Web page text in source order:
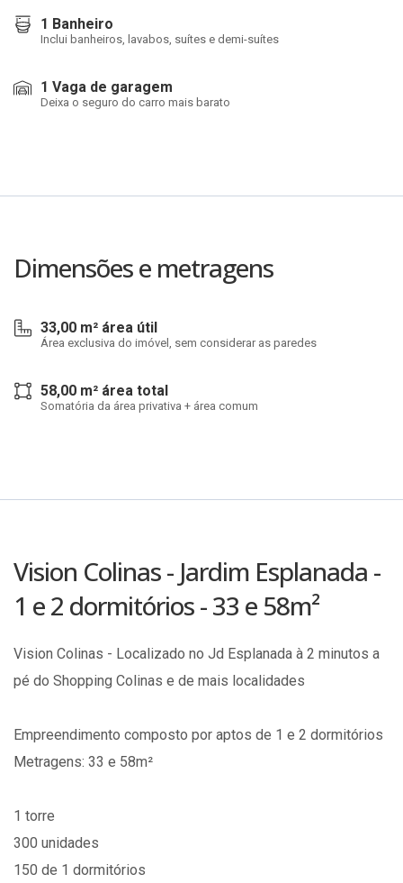
1 Banheiro
Inclui banheiros, lavabos, suítes e demi-suítes
1 Vaga de garagem
Deixa o seguro do carro mais barato
Dimensões e metragens
33,00 m² área útil
Área exclusiva do imóvel, sem considerar as paredes
58,00 m² área total
Somatória da área privativa + área comum
Vision Colinas - Jardim Esplanada -
1 e 2 dormitórios - 33 e 58m²
Vision Colinas - Localizado no Jd Esplanada à 2 minutos a
pé do Shopping Colinas e de mais localidades
Empreendimento composto por aptos de 1 e 2 dormitórios
Metragens: 33 e 58m²
1 torre
300 unidades
150 de 1 dormitórios